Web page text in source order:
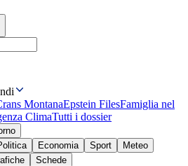
MontanaEpstein FilesFamiglia nel
ClimaTutti i dossier
Economia Sport
Meteo
Schede